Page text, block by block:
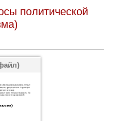
политической